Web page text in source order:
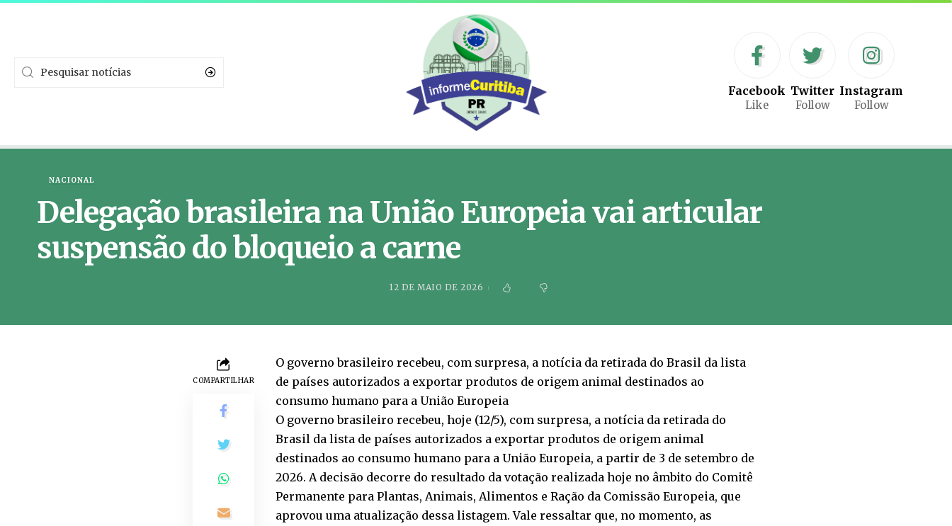
Facebook
Like
Twitter
Follow
Instagram
Follow
NACIONAL
Delegação brasileira na União Europeia vai articular
suspensão do bloqueio a carne
12 DE MAIO DE 2026
COMPARTILHAR
O governo brasileiro recebeu, com surpresa, a notícia da retirada do Brasil da lista
de países autorizados a exportar produtos de origem animal destinados ao
consumo humano para a União Europeia
O governo brasileiro recebeu, hoje (12/5), com surpresa, a notícia da retirada do
Brasil da lista de países autorizados a exportar produtos de origem animal
destinados ao consumo humano para a União Europeia, a partir de 3 de setembro de
2026. A decisão decorre do resultado da votação realizada hoje no âmbito do Comitê
Permanente para Plantas, Animais, Alimentos e Ração da Comissão Europeia, que
aprovou uma atualização dessa listagem. Vale ressaltar que, no momento, as